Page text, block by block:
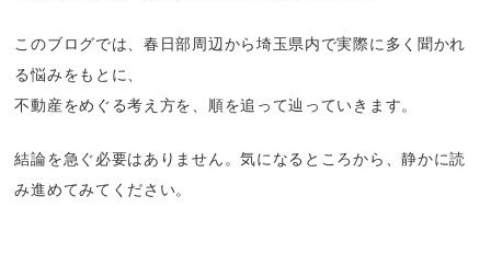
このブログでは、春日部周辺から埼玉県内で実際に多く聞かれ
る悩みをもとに、
不動産をめぐる考え方を、順を追って辿っていきます。
結論を急ぐ必要はありません。気になるところから、静かに読
み進めてみてください。